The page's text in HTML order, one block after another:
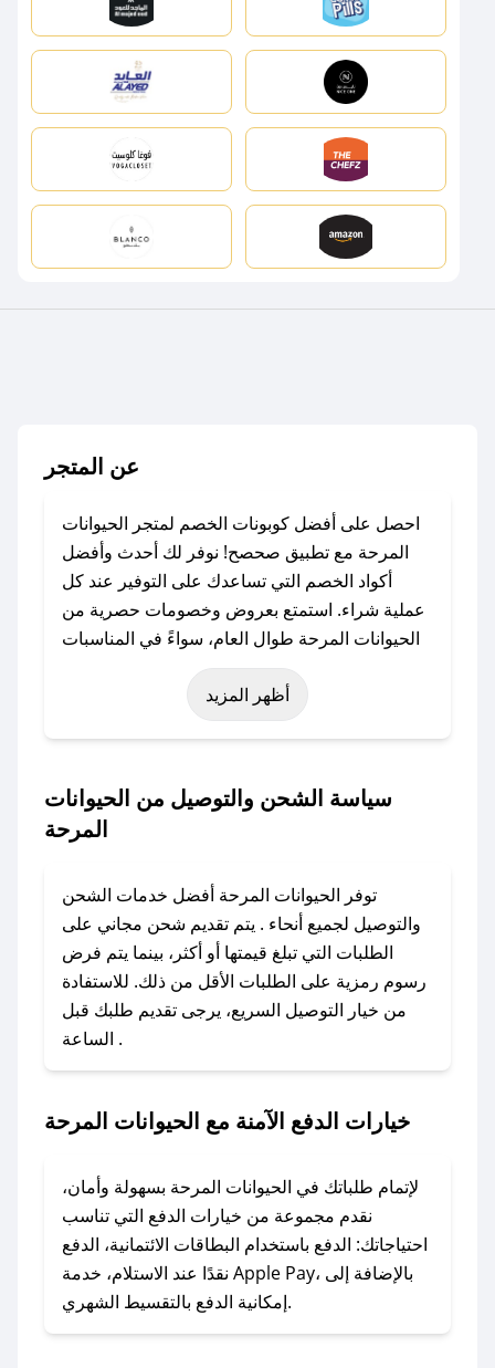
عن المتجر
احصل على أفضل كوبونات الخصم لمتجر الحيوانات
المرحة مع تطبيق صحصح! نوفر لك أحدث وأفضل
أكواد الخصم التي تساعدك على التوفير عند كل
عملية شراء. استمتع بعروض وخصومات حصرية من
الحيوانات المرحة طوال العام، سواءً في المناسبات
مثل عيد الفطر، عيد الأضحى، الجمعة البيضاء (شهر
نوفمبر)، رمضان، اليوم الوطني، يوم التأسيس، أو
حتى عروض خاصة أخرى.
المرحة؟
باستخدام تطبيق صحصح، يمكنك العثور بسهولة على
الكوبون، تواصل معنا عبر تويتر أو البريد الإلكتروني
لإضافته بسرعة.
### كيفية استخدام كود خصم الحيوانات المرحة؟
1. انسخ كود الخصم من تطبيق صحصح.
2. الصقه في خانة الدفع عند التسوق من الحيوانات
المرحة.
### ماذا أفعل إذا لم يعمل كود الخصم؟
الرسائل الخاصة على تويتر أو البريد الإلكتروني،
وسنقوم بحل المشكلة في أسرع وقت ممكن.
### ماذا أفعل إذا لم أجد كود خصم لمتجري
المفضل؟
في حال عدم توفر كوبونات لمتجرك المفضل، يمكنك
أظهر المزيد
سياسة الشحن والتوصيل من الحيوانات
المرحة
توفر الحيوانات المرحة أفضل خدمات الشحن
والتوصيل لجميع أنحاء . يتم تقديم شحن مجاني على
الطلبات التي تبلغ قيمتها أو أكثر، بينما يتم فرض
رسوم رمزية على الطلبات الأقل من ذلك. للاستفادة
من خيار التوصيل السريع، يرجى تقديم طلبك قبل
الساعة .
خيارات الدفع الآمنة مع الحيوانات المرحة
لإتمام طلباتك في الحيوانات المرحة بسهولة وأمان،
نقدم مجموعة من خيارات الدفع التي تناسب
احتياجاتك: الدفع باستخدام البطاقات الائتمانية، الدفع
نقدًا عند الاستلام، خدمة Apple Pay، بالإضافة إلى
إمكانية الدفع بالتقسيط الشهري.